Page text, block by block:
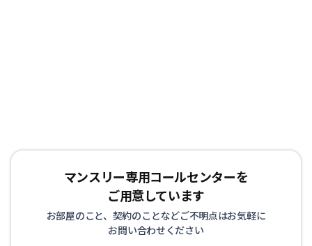
マンスリー専用コールセンターを
ご用意しています
お部屋のこと、契約のことなどご不明点はお気軽に
お問い合わせください